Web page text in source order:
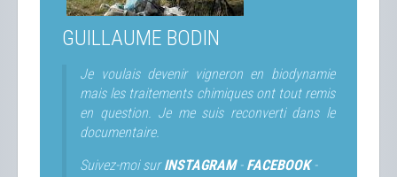
GUILLAUME BODIN
Je voulais devenir vigneron en biodynamie
mais les traitements chimiques ont tout remis
en question. Je me suis reconverti dans le
documentaire.
Suivez-moi surINSTAGRAM- FACEBOOK-